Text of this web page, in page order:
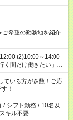
希望の勤務地を紹介
前中は働いて、午後
ご希望を教えてくださ
で週40時間を超える
ている方が多数！ご応
！
/ シフト勤務 / 10名以
キル不要